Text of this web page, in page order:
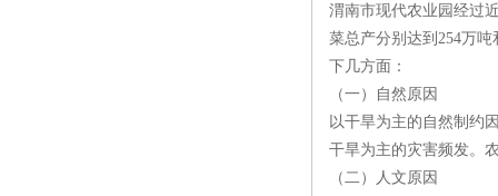
渭南市现代农业园经过
菜总产分别达到254万
下几方面：
（一）自然原因
以干旱为主的自然制约
干旱为主的灾害频发。
（二）人文原因